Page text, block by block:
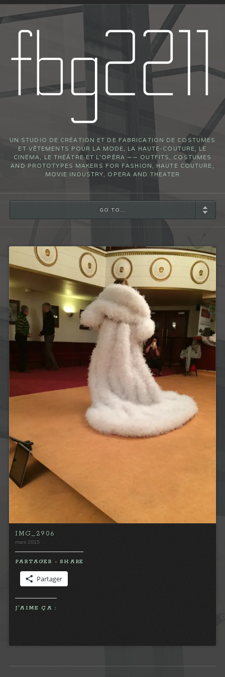
UN STUDIO DE CRÉATION ET DE FABRICATION DE COSTUMES
ET VÊTEMENTS POUR LA MODE, LA HAUTE-COUTURE, LE
CINÉMA, LE THÉÂTRE ET L’OPÉRA —— OUTFITS, COSTUMES
AND PROTOTYPES MAKERS FOR FASHION, HAUTE COUTURE,
MOVIE INDUSTRY, OPERA AND THEATER
GO TO...
IMG_2906
mars 2015
PARTAGER - SHARE
Partager
J’AIME ÇA :